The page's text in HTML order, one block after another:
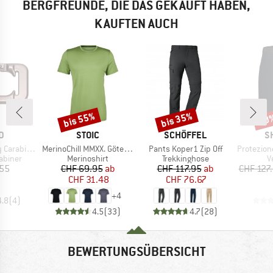
BERGFREUNDE, DIE DAS GEKAUFT HABEN,
KAUFTEN AUCH
(4)
MARKE
STOIC
Artikel
MerinoChill MMXX. Göteborg Tee
Produktgruppe
Merinoshirt
Preis
CHF 69.95reduzierter Preis
ab
CHF 31.48
+4
4.5(33)
Rabatt
bis 55%
MARKE
SCHÖFFEL
Artikel
Pants Koper1 Zip Off
Produktgruppe
Trekkinghose
Preis
CHF 117.95reduzierter Preis
ab
CHF 76.67
4.7(28)
Rabatt
bis 35%
Artikel
Protezione
CHF
BEWERTUNGSÜBERSICHT